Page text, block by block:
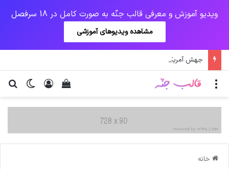
ویدیو آموزش و معرفی قالب جنّه به صورت کامل در 18 سرفصل
مشاهده ویدیوهای آموزشی
تغییر ورود
دیدن سبد خرید منو
خانه